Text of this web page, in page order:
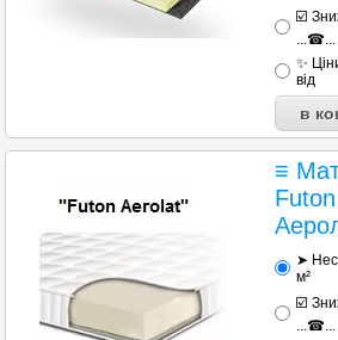
☑️
...☎...
✨
від
≡
➤
м²
☑️
...☎...